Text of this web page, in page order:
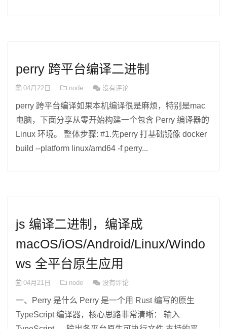
perry 跨平台编译二进制
04月22日 node 没有评论
perry 跨平台编译如果本机编译很是麻烦，特别是mac
电脑，下面分享从零开始构建一个包含 Perry 编译器的
Linux 环境。 整体步骤: #1.先perry 打基础镜像 docker
build --platform linux/amd64 -f perry...
js 编译二进制，编译成
macOS/iOS/Android/Linux/Windo
ws 全平台原生应用
04月21日 node 没有评论
一、Perry 是什么 Perry 是一个用 Rust 编写的原生
TypeScript 编译器，核心思路非常清晰： 输入